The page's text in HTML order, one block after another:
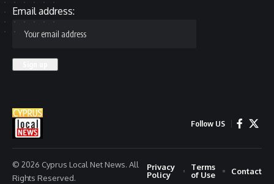
Email address:
Follow US
© 2026 Cyprus Local Net News. All
Rights Reserved.
Privacy
Policy
Terms
of Use
Contact